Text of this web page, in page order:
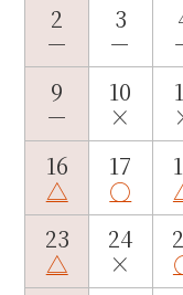
2
－
3
－
9
－
10
×
16
△
17
○
23
△
24
×